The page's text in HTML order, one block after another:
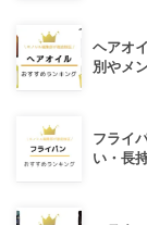
ヘアオ
別やメ
フライ
い・長